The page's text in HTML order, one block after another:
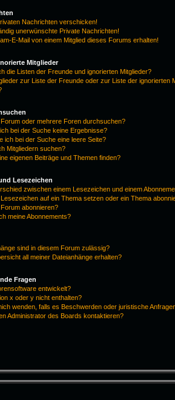
Nachrichten verschicken!
unerwünschte Private Nachrichten!
E-Mail von einem Mitglied dieses Forums erhalten!
Mitglieder
die Listen der Freunde und ignorierten Mitglieder?
zur Liste der Freunde oder zur Liste der ignorierten
oder mehrere Foren durchsuchen?
bei der Suche keine Ergebnisse?
ich bei der Suche eine leere Seite?
Mitgliedern suchen?
eigenen Beiträge und Themen finden?
Lesezeichen
zwischen einem Lesezeichen und einem
auf ein Thema setzen oder ein Thema
abonnieren?
meine Abonnements?
sind in diesem Forum zulässig?
all meiner Dateianhänge erhalten?
Fragen
entwickelt?
x oder y nicht enthalten?
wenden, falls es Beschwerden oder juristische
Administrator des Boards kontaktieren?